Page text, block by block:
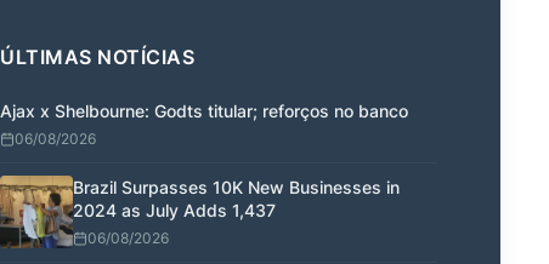
ÚLTIMAS NOTÍCIAS
Ajax x Shelbourne: Godts titular; reforços no banco
06/08/2026
Brazil Surpasses 10K New Businesses in
2024 as July Adds 1,437
06/08/2026